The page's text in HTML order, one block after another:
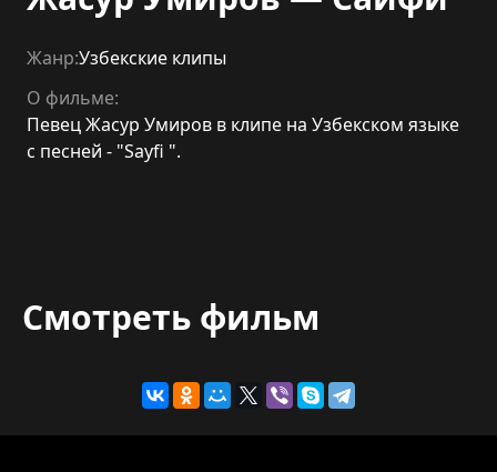
Жанр:Узбекские клипы
О фильме:
Певец Жасур Умиров в клипе на Узбекском языке
с песней - "Sayfi ".
Смотреть фильм